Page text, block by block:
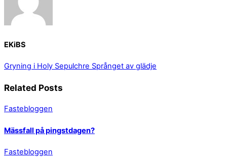
EKiBS
Gryning i Holy Sepulchre Språnget av glädje
Related Posts
Fastebloggen
Mässfall på pingstdagen?
Fastebloggen